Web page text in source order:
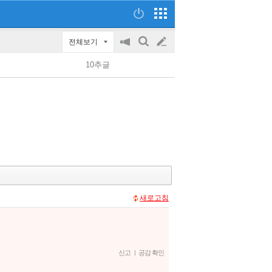
전체보기
공
on/off
검
글
쓰
10추글
새로고침
신고 | 공감 확인